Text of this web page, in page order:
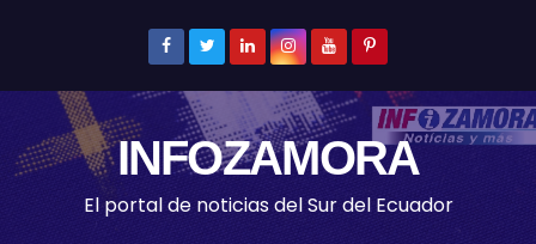
INFOZAMORA
El portal de noticias del Sur del Ecuador